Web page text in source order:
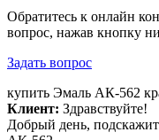
Обратитесь к онлайн
вопрос, нажав кнопку
Задать вопрос
купить Эмаль АК-562
Клиент: Здравствуйте!
Добрый день,